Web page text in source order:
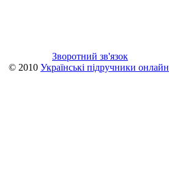
Зворотний зв'язок
© 2010 Українські підручники онлайн